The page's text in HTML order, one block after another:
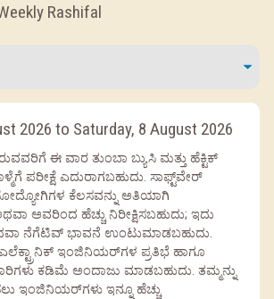
Rashifal
2026 to Saturday, 8 August 2026
ಈ ವಾರ ತುಂಬಾ ಬ್ಯುಸಿ ಮತ್ತು ಹೆಕ್ಟಿಕ್
ಪರೀಕ್ಷೆ ಎದುರಾಗಬಹುದು. ಸಾಫ್ಟ್‌ವೇರ್
ಕೆಲಸವನ್ನು ಅತಿಯಾಗಿ
ಅವರಿಂದ ಹೆಚ್ಚು ನಿರೀಕ್ಷಿಸಬಹುದು; ಇದು
ನೆಗೆಟಿವ್ ಭಾವನೆ ಉಂಟುಮಾಡಬಹುದು.
ಇಂಜಿನಿಯರ್‌ಗಳ ಪ್ರತಿಭೆ ಹಾಗೂ
ಕಡಿಮೆ ಅಂದಾಜು ಮಾಡಬಹುದು. ತಮ್ಮನ್ನು
ಇಂಜಿನಿಯರ್‌ಗಳು ಇನ್ನೂ ಹೆಚ್ಚು